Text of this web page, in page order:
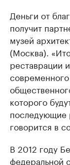
Деньги от
получит
музей
(Москва).
реставрации
современного
которого
последующие
говорится в
В 2012 году
федеральной